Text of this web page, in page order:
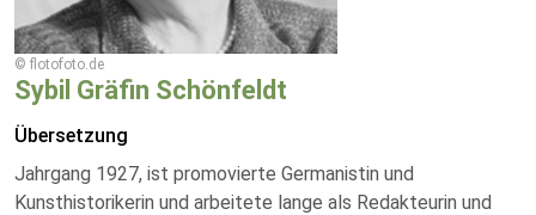
© flotofoto.de
Sybil Gräfin Schönfeldt
Übersetzung
Jahrgang 1927, ist promovierte Germanistin und
Kunsthistorikerin und arbeitete lange als Redakteurin und